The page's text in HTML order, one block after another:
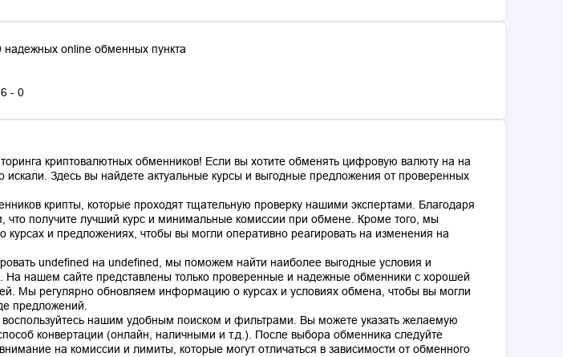
online обменных пункта
- 0
криптовалютных обменников! Если вы хотите обменять цифровую валюту на на
искали. Здесь вы найдете актуальные курсы и выгодные предложения от проверенных
крипты, которые проходят тщательную проверку нашими экспертами. Благодаря
что получите лучший курс и минимальные комиссии при обмене. Кроме того, мы
и предложениях, чтобы вы могли оперативно реагировать на изменения на
undefined на undefined, мы поможем найти наиболее выгодные условия и
нашем сайте представлены только проверенные и надежные обменники с хорошей
Мы регулярно обновляем информацию о курсах и условиях обмена, чтобы вы могли
предложений.
нашим удобным поиском и фильтрами. Вы можете указать желаемую
конвертации (онлайн, наличными и т.д.). После выбора обменника следуйте
на комиссии и лимиты, которые могут отличаться в зависимости от обменного